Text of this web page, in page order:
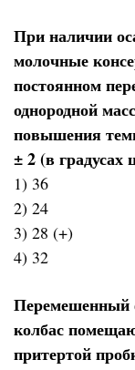
При наличии
молочные
постоянном
однородной
повышения
± 2 (в градусах
1) 36
2) 24
3) 28 (+)
4) 32
Перемешенный
колбас
притертой